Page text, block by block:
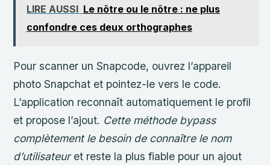
LIRE AUSSI Le nôtre ou le nôtre : ne plus
confondre ces deux orthographes
Pour scanner un Snapcode, ouvrez l’appareil
photo Snapchat et pointez-le vers le code.
L’application reconnaît automatiquement le profil
et propose l’ajout. Cette méthode bypass
complètement le besoin de connaître le nom
d’utilisateuret reste la plus fiable pour un ajout